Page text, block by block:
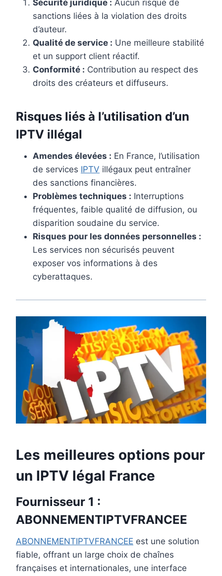
Sécurité juridique : Aucun risque de
sanctions liées à la violation des droits
d’auteur.
Qualité de service : Une meilleure stabilité
et un support client réactif.
Conformité : Contribution au respect des
droits des créateurs et diffuseurs.
Risques liés à l’utilisation d’un
IPTV illégal
Amendes élevées : En France, l’utilisation
de services IPTV illégaux peut entraîner
des sanctions financières.
Problèmes techniques : Interruptions
fréquentes, faible qualité de diffusion, ou
disparition soudaine du service.
Risques pour les données personnelles :
Les services non sécurisés peuvent
exposer vos informations à des
cyberattaques.
Les meilleures options pour
un IPTV légal France​
Fournisseur 1 :
ABONNEMENTIPTVFRANCEE
ABONNEMENTIPTVFRANCEE est une solution
fiable, offrant un large choix de chaînes
françaises et internationales, une interface